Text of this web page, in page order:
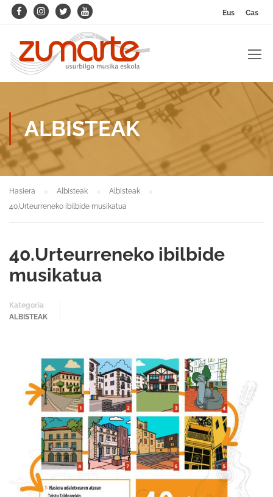
Eus Cas
ALBISTEAK
Hasiera Albisteak
Albisteak
40.Urteurreneko ibilbide musikatua
40.Urteurreneko ibilbide
musikatua
Kategoria
ALBISTEAK